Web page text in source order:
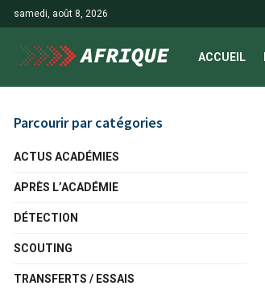
samedi, août 8, 2026
ACCUEIL
Parcourir par catégories
ACTUS ACADÉMIES
APRÈS L’ACADÉMIE
DÉTECTION
SCOUTING
TRANSFERTS / ESSAIS